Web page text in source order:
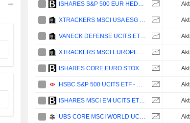
ISHARES S&P 500 EUR HEDGED UCITS ETF (ACC) - EUR
XTRACKERS MSCI USA ESG UCITS ETF 1C - ACC - USD
VANECK DEFENSE UCITS ETF - USD
XTRACKERS MSCI EUROPE UCITS ETF 1C - USD
ISHARES CORE EURO STOXX 50 UCITS ETF - EUR
HSBC S&P 500 UCITS ETF - USD
ISHARES MSCI EM UCITS ETF (ACC) - USD
UBS CORE MSCI WORLD UCITS ETF ACC - USD